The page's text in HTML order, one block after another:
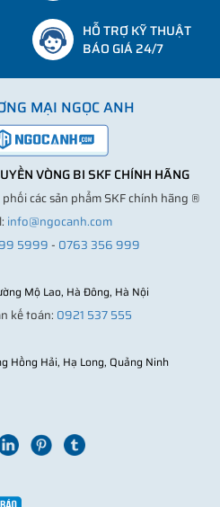
HỖ TRỢ KỸ THUẬT
BÁO GIÁ 24/7
MẠI NGỌC ANH
VÒNG BI SKF CHÍNH HÃNG
các sản phẩm SKF chính hãng ®
info@ngocanh.com
5999- 0763 356 999
Mộ Lao, Hà Đông, Hà Nội
kế toán: 0921 537 555
Hồng Hải, Hạ Long, Quảng Ninh